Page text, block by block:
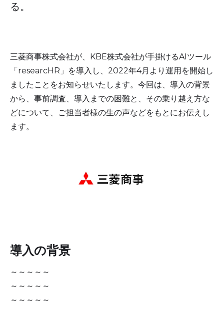
る。
三菱商事株式会社が、KBE株式会社が手掛けるAIツール
「researcHR」を導入し、2022年4月より運用を開始し
ましたことをお知らせいたします。今回は、導入の背景
から、事前調査、導入までの困難と、その乗り越え方な
どについて、ご担当者様の生の声などをもとにお伝えし
ます。
導入の背景
～～～～～
～～～～～
～～～～～